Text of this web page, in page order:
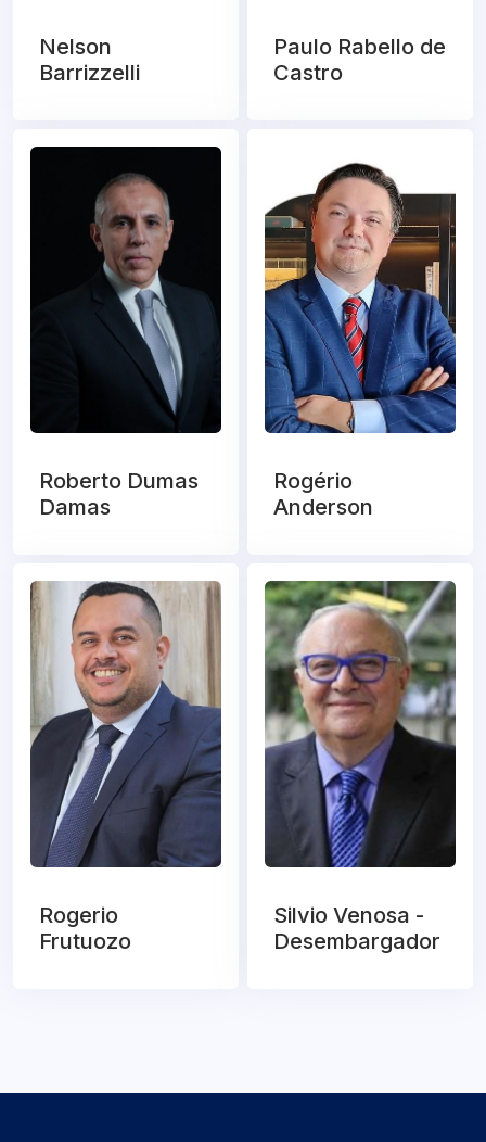
Nelson
Barrizzelli
Paulo Rabello de
Castro
Roberto Dumas
Damas
Rogério
Anderson
Rogerio
Frutuozo
Silvio Venosa -
Desembargador